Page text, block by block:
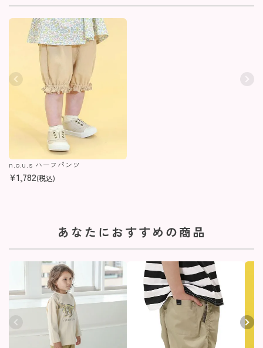
n.o.u.s ハーフパンツ
¥1,782(税込)
あなたにおすすめの商品